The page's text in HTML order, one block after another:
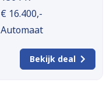
€ 16.400,-
Automaat
Bekijk deal